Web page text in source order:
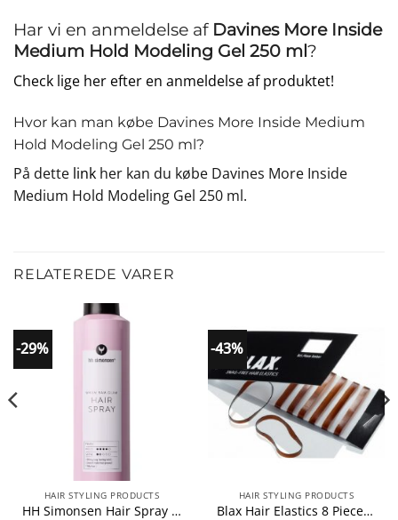
Har vi en anmeldelse af Davines More Inside
Medium Hold Modeling Gel 250 ml?
Check lige her efter en anmeldelse af produktet!
Hvor kan man købe Davines More Inside Medium
Hold Modeling Gel 250 ml?
På dette link her kan du købe Davines More Inside
Medium Hold Modeling Gel 250 ml.
RELATEREDE VARER
-29%
HAIR STYLING PRODUCTS
HH Simonsen Hair Spray 250 ml fra HH Simonsen
-43%
HAIR STYLING PRODUCTS
Blax Hair Elastics 8 Pieces – Brown fra Blax